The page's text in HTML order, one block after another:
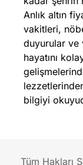
Anlık altın
vakitleri,
duyurular ve
hayatını
bilgiyi
Tüm Hakları